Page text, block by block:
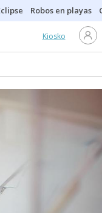
Robos en playas
Kiosko